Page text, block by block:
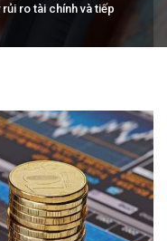
ro tài chính và tiếp